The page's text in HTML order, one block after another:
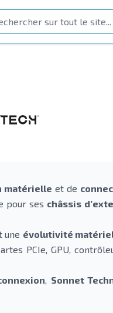
matérielle et de
pour ses châssis
une évolutivité
PCIe, GPU,
, Sonnet